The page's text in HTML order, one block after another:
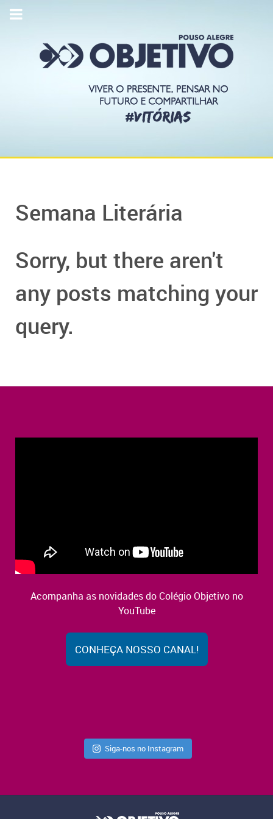
Semana Literária
Sorry, but there aren't
any posts matching your
query.
Acompanha as novidades do Colégio Objetivo no
YouTube
CONHEÇA NOSSO CANAL!
Siga-nos no Instagram